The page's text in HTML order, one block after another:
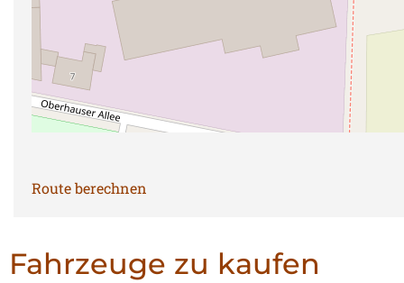
Route berechnen
Fahrzeuge zu kaufen